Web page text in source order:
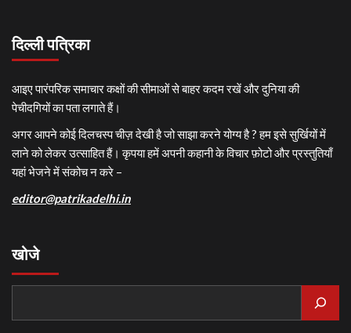
दिल्ली पत्रिका
आइए पारंपरिक समाचार कक्षों की सीमाओं से बाहर कदम रखें और दुनिया की
पेचीदगियों का पता लगाते हैं।
अगर आपने कोई दिलचस्प चीज़ देखी है जो साझा करने योग्य है ? हम इसे सुर्खियों में
लाने को लेकर उत्साहित हैं। कृपया हमें अपनी कहानी के विचार फ़ोटो और प्रस्तुतियाँ
यहां भेजने में संकोच न करे –
editor@patrikadelhi.in
खोजे